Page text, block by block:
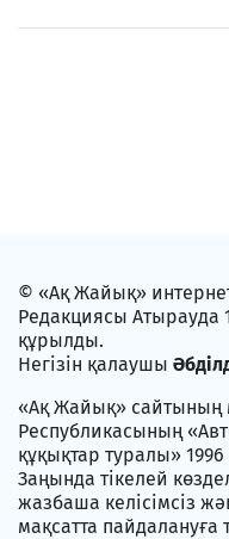
© «Ақ Жайық»
Редакциясы
құрылды.
Негізін қалаушы
«Ақ Жайық» сайтының
Республикасының
құқықтар туралы»
Заңында тікелей
жазбаша келісімсіз
мақсатта